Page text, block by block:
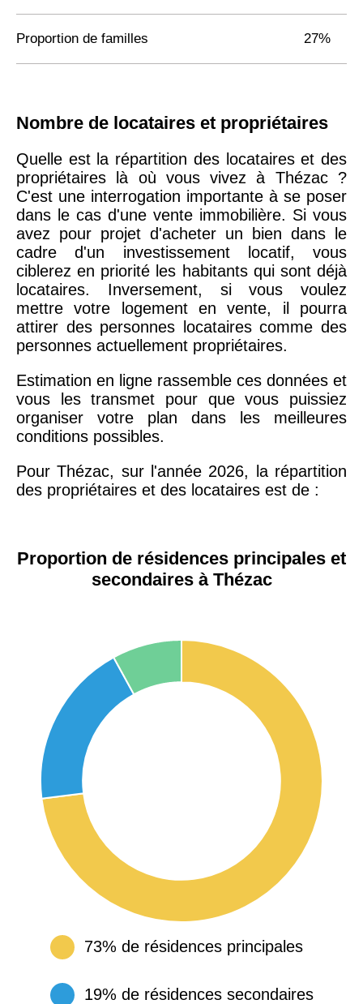
Proportion de familles 27%
Nombre de locataires et propriétaires
Quelle est la répartition des locataires et des
propriétaires là où vous vivez à Thézac ?
C'est une interrogation importante à se poser
dans le cas d'une vente immobilière. Si vous
avez pour projet d'acheter un bien dans le
cadre d'un investissement locatif, vous
ciblerez en priorité les habitants qui sont déjà
locataires. Inversement, si vous voulez
mettre votre logement en vente, il pourra
attirer des personnes locataires comme des
personnes actuellement propriétaires.
Estimation en ligne rassemble ces données et
vous les transmet pour que vous puissiez
organiser votre plan dans les meilleures
conditions possibles.
Pour Thézac, sur l'année 2026, la répartition
des propriétaires et des locataires est de :
Proportion de résidences principales et
secondaires à Thézac
73% de résidences principales
19% de résidences secondaires